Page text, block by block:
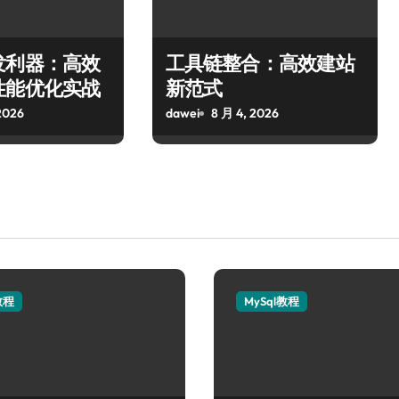
器：高效
优化实战
工具链整合：高效建站
新范式
dawei 8 月 4, 2026
程 MySql教程